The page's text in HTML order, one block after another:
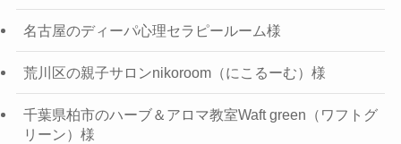
名古屋のディーパ心理セラピールーム様
荒川区の親子サロンnikoroom（にこるーむ）様
千葉県柏市のハーブ＆アロマ教室Waft green（ワフトグ
リーン）様